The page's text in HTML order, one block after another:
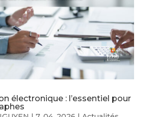
électronique : l’essentiel pour